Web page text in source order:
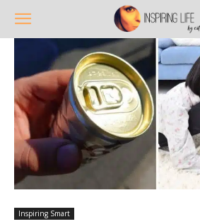
Inspiring Smart